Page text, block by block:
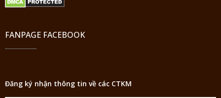
FANPAGE FACEBOOK
Đăng ký nhận thông tin về các CTKM